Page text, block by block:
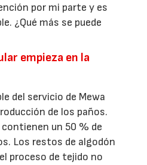
por mi parte y es
¿Qué más se puede
empieza en la
del servicio de Mewa
de los paños.
un 50 % de
Los restos de algodón
proceso de tejido no